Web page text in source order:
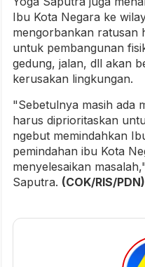
Ibu Kota Negara ke
mengorbankan ratusan
untuk pembangunan
gedung, jalan, dll akan
kerusakan lingkungan.
"Sebetulnya masih ada
harus diprioritaskan
ngebut memindahkan
pemindahan ibu Kota
menyelesaikan
Saputra. (COK/RIS/PDN)